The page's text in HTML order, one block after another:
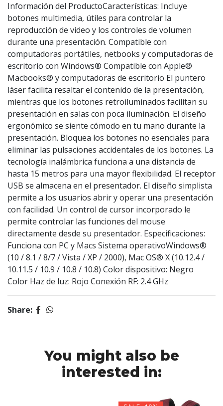
Información del ProductoCaracterísticas: Incluye
botones multimedia, útiles para controlar la
reproducción de video y los controles de volumen
durante una presentación. Compatible con
computadoras portátiles, netbooks y computadoras de
escritorio con Windows® Compatible con Apple®
Macbooks® y computadoras de escritorio El puntero
láser facilita resaltar el contenido de la presentación,
mientras que los botones retroiluminados facilitan su
presentación en salas con poca iluminación. El diseño
ergonómico se siente cómodo en tu mano durante la
presentación. Bloquea los botones no esenciales para
eliminar las pulsaciones accidentales de los botones. La
tecnología inalámbrica funciona a una distancia de
hasta 15 metros para una mayor flexibilidad. El receptor
USB se almacena en el presentador. El diseño simplista
permite a los usuarios abrir y operar una presentación
con facilidad. Un control de cursor incorporado le
permite controlar las funciones del mouse
directamente desde su presentador. Especificaciones:
Funciona con PC y Macs Sistema operativoWindows®
(10 / 8.1 / 8/7 / Vista / XP / 2000), Mac OS® X (10.12.4 /
10.11.5 / 10.9 / 10.8 / 10.8) Color dispositivo: Negro
Color Haz de luz: Rojo Conexión RF: 2.4 GHz
Share:
You might also be
interested in: